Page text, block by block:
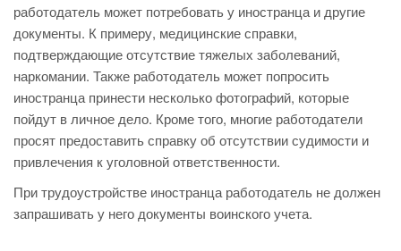
работодатель может потребовать у иностранца и другие
документы. К примеру, медицинские справки,
подтверждающие отсутствие тяжелых заболеваний,
наркомании. Также работодатель может попросить
иностранца принести несколько фотографий, которые
пойдут в личное дело. Кроме того, многие работодатели
просят предоставить справку об отсутствии судимости и
привлечения к уголовной ответственности.
При трудоустройстве иностранца работодатель не должен
запрашивать у него документы воинского учета.